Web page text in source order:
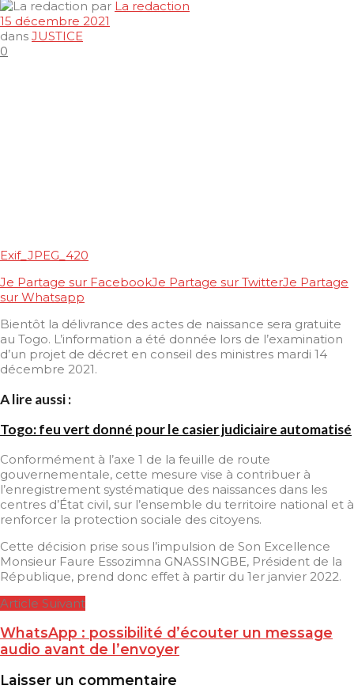
par La redaction
15 décembre 2021
dans JUSTICE
0
Exif_JPEG_420
Je Partage sur FacebookJe Partage sur TwitterJe Partage
sur Whatsapp
Bientôt la délivrance des actes de naissance sera gratuite
au Togo. L’information a été donnée lors de l’examination
d’un projet de décret en conseil des ministres mardi 14
décembre 2021.
A lire aussi :
Togo: feu vert donné pour le casier judiciaire automatisé
Conformément à l’axe 1 de la feuille de route
gouvernementale, cette mesure vise à contribuer à
l’enregistrement systématique des naissances dans les
centres d’État civil, sur l’ensemble du territoire national et à
renforcer la protection sociale des citoyens.
Cette décision prise sous l’impulsion de Son Excellence
Monsieur Faure Essozimna GNASSINGBE, Président de la
République, prend donc effet à partir du 1er janvier 2022.
Article Suivant
WhatsApp : possibilité d’écouter un message
audio avant de l’envoyer
Laisser un commentaire